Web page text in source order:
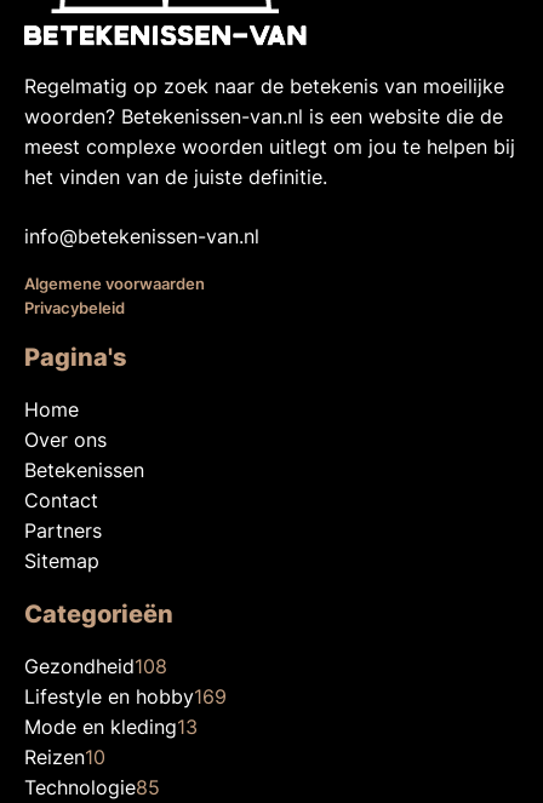
Regelmatig op zoek naar de betekenis van moeilijke
woorden? Betekenissen-van.nl is een website die de
meest complexe woorden uitlegt om jou te helpen bij
het vinden van de juiste definitie.
info@betekenissen-van.nl
Algemene voorwaarden
Privacybeleid
Pagina's
Home
Over ons
Betekenissen
Contact
Partners
Sitemap
Categorieën
Gezondheid108
Lifestyle en hobby169
Mode en kleding13
Reizen10
Technologie85